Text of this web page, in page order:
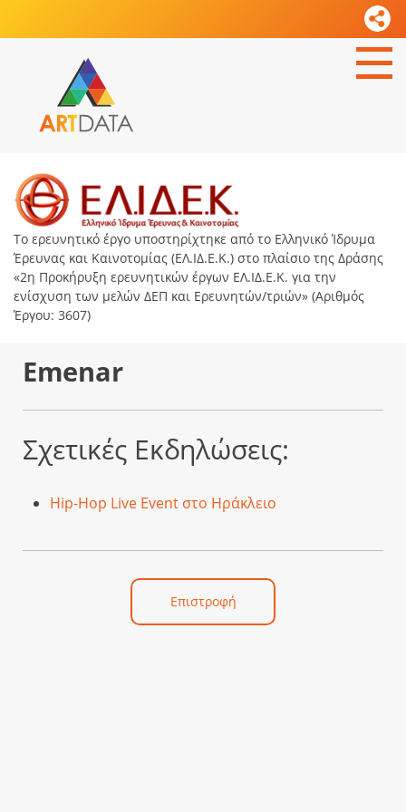
Το ερευνητικό έργο υποστηρίχτηκε από το Ελληνικό Ίδρυμα
Έρευνας και Καινοτομίας (ΕΛ.ΙΔ.Ε.Κ.) στο πλαίσιο της Δράσης
«2η Προκήρυξη ερευνητικών έργων ΕΛ.ΙΔ.Ε.Κ. για την
ενίσχυση των μελών ΔΕΠ και Ερευνητών/τριών» (Αριθμός
Έργου: 3607)
Emenar
Σχετικές Εκδηλώσεις:
Hip-Hop Live Event στο Ηράκλειο
Επιστροφή